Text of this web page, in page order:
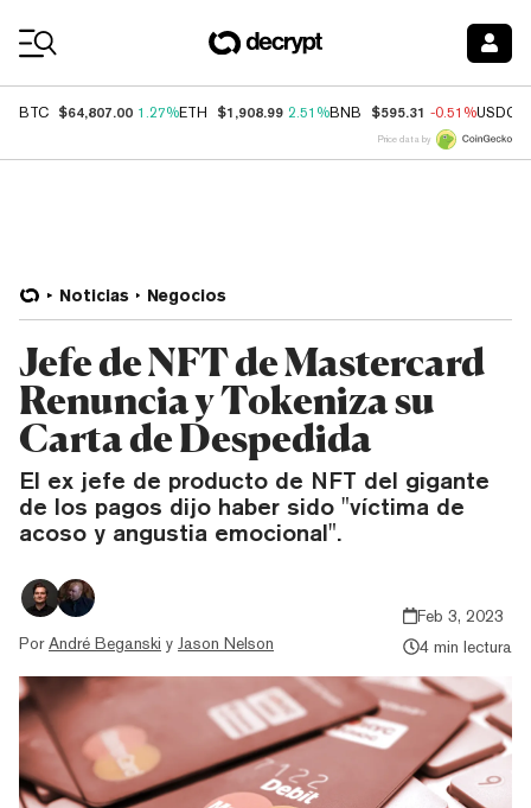
BTC $64,807.00 1.27%ETH $1,908.99 2.51%BNB $595.31 -0.51%USDC
Price data by
Noticias Negocios
Jefe de NFT de Mastercard
Renuncia y Tokeniza su
Carta de Despedida
El ex jefe de producto de NFT del gigante
de los pagos dijo haber sido "víctima de
acoso y angustia emocional".
Por André Beganski y Jason Nelson
Feb 3, 2023
4 min lectura